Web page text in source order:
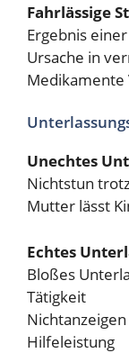
Fahrlässige
Ergebnis
Ursache in
Medikamente
Unechtes
Nichtstun
Mutter lässt
Echtes
Bloßes
Tätigkeit
Hilfeleistung